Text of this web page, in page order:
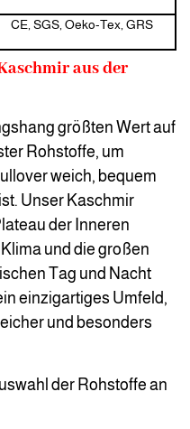
CE, SGS, Oeko-Tex, GRS
aus der
größten Wert auf
Rohstoffe, um
weich, bequem
Unser Kaschmir
der Inneren
und die großen
Tag und Nacht
einzigartiges Umfeld,
und besonders
der Rohstoffe an